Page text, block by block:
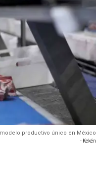
productivo único en México
- Kekén